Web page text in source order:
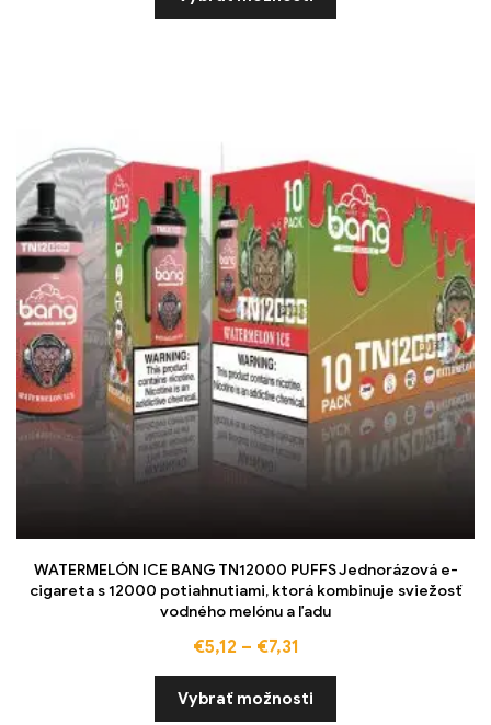
WATERMELÓN ICE BANG TN12000 PUFFS Jednorázová e-
cigareta s 12000 potiahnutiami, ktorá kombinuje sviežosť
vodného melónu a ľadu
€5,12 – €7,31
Vybrať možnosti